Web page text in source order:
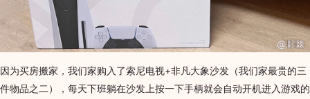
因为买房搬家，我们家购入了索尼电视+非凡大象沙发（我们家最贵的三
件物品之二），每天下班躺在沙发上按一下手柄就会自动开机进入游戏的